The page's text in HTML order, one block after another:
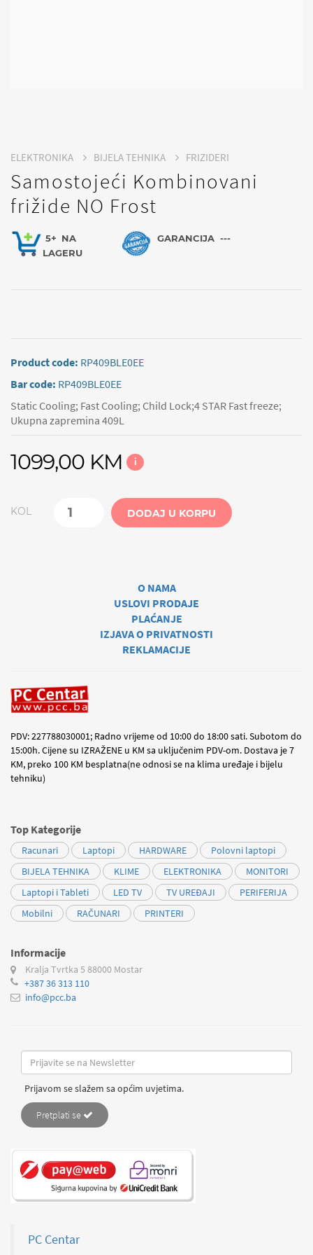
ELEKTRONIKA BIJELA TEHNIKA FRIZIDERI
Samostojeći Kombinovani
frižide NO Frost
5+ NA
LAGERU
GARANCIJA ---
Product code: RP409BLE0EE
Bar code: RP409BLE0EE
Static Cooling; Fast Cooling; Child Lock;4 STAR Fast freeze;
Ukupna zapremina 409L
1099,00 KM i
KOL DODAJ U KORPU
O NAMA
USLOVI PRODAJE
PLAĆANJE
IZJAVA O PRIVATNOSTI
REKLAMACIJE
PDV: 227788030001; Radno vrijeme od 10:00 do 18:00 sati. Subotom do
15:00h. Cijene su IZRAŽENE u KM sa uključenim PDV-om. Dostava je 7
KM, preko 100 KM besplatna(ne odnosi se na klima uređaje i bijelu
tehniku)
Top Kategorije
Racunari Laptopi HARDWARE
Polovni laptopi
BIJELA TEHNIKA
KLIME ELEKTRONIKA
MONITORI
Laptopi i Tableti
LED TV TV UREĐAJI
PERIFERIJA
Mobilni
RAČUNARI PRINTERI
Informacije
Kralja Tvrtka 5 88000 Mostar
+387 36 313 110
info@pcc.ba
Prijavom se slažem sa općim uvjetima.
Pretplati se
PC Centar